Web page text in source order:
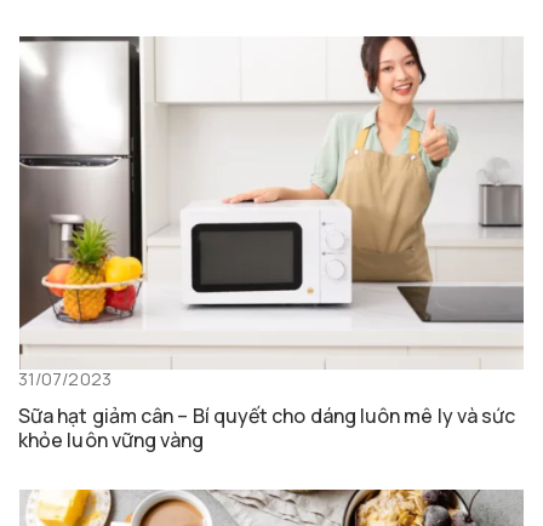
31/07/2023
Sữa hạt giảm cân – Bí quyết cho dáng luôn mê ly và sức
khỏe luôn vững vàng